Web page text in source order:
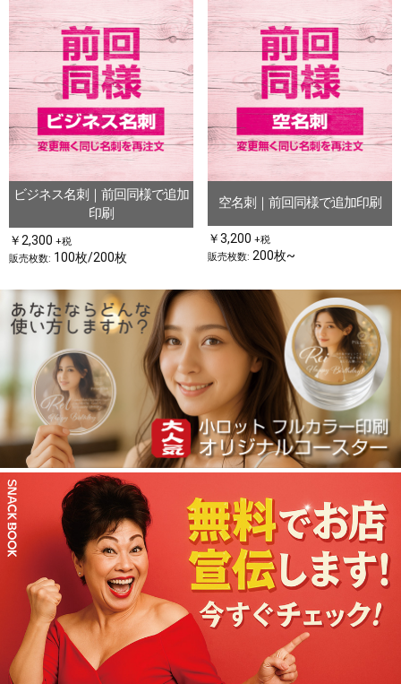
ビジネス名刺｜前回同様で追加
印刷
￥2,300 +税
販売枚数: 100枚/200枚
空名刺｜前回同様で追加印刷
￥3,200 +税
販売枚数: 200枚~
お買い物を続ける カートへ進む